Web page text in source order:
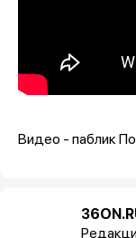
Видео - паблик